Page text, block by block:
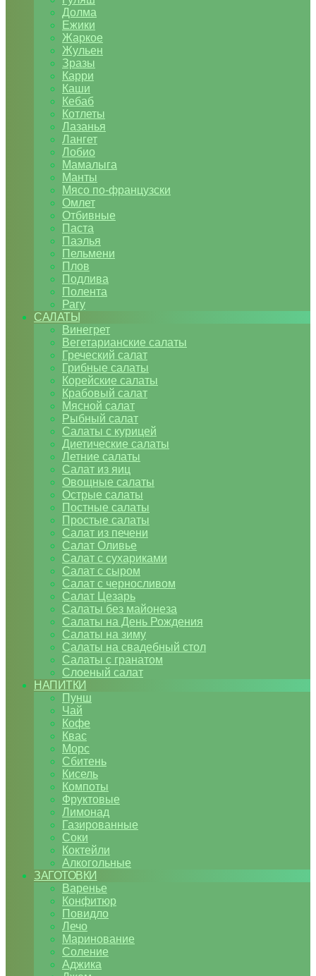
Долма
Ежики
Жаркое
Жульен
Зразы
Карри
Каши
Кебаб
Котлеты
Лазанья
Лангет
Лобио
Мамалыга
Манты
Мясо по-французски
Омлет
Отбивные
Паста
Паэлья
Пельмени
Плов
Подлива
Полента
Рагу
САЛАТЫ
Винегрет
Вегетарианские салаты
Греческий салат
Грибные салаты
Корейские салаты
Крабовый салат
Мясной салат
Рыбный салат
Салаты с курицей
Диетические салаты
Летние салаты
Салат из яиц
Овощные салаты
Острые салаты
Постные салаты
Простые салаты
Салат из печени
Салат Оливье
Салат с сухариками
Салат с сыром
Салат с черносливом
Салат Цезарь
Салаты без майонеза
Салаты на День Рождения
Салаты на зиму
Салаты на свадебный стол
Салаты с гранатом
Слоеный салат
НАПИТКИ
Пунш
Чай
Кофе
Квас
Морс
Сбитень
Кисель
Компоты
Фруктовые
Лимонад
Газированные
Соки
Коктейли
Алкогольные
ЗАГОТОВКИ
Варенье
Конфитюр
Повидло
Лечо
Маринование
Соление
Аджика